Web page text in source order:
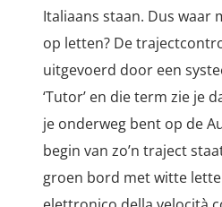
Italiaans staan. Dus waar
op letten? De
uitgevoerd door een
‘Tutor’ en die term zie je
je onderweg bent op de
begin van zo’n traject
groen bord met witte